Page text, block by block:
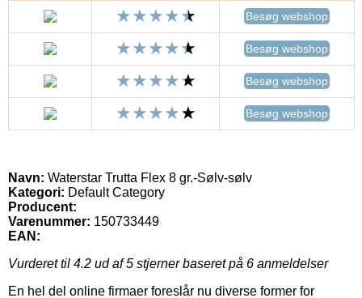
Besøg webshop
Besøg webshop
Besøg webshop
Besøg webshop
Navn: Waterstar Trutta Flex 8 gr.-Sølv-sølv
Kategori: Default Category
Producent:
Varenummer: 150733449
EAN:
Vurderet til 4.2 ud af 5 stjerner baseret på 6 anmeldelser
En hel del online firmaer foreslår nu diverse former for